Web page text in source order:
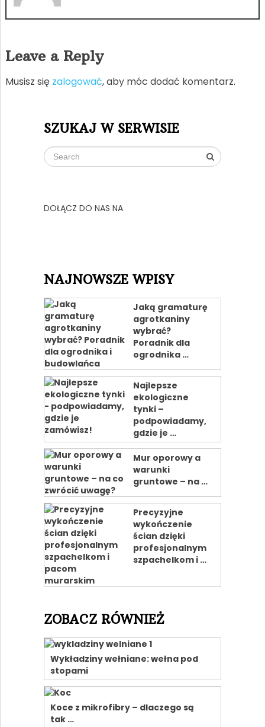
Leave a Reply
Musisz się zalogować, aby móc dodać komentarz.
SZUKAJ W SERWISIE
DOŁĄCZ DO NAS NA
NAJNOWSZE WPISY
Jaką gramaturę
agrotkaniny
wybrać?
Poradnik dla
ogrodnika …
Najlepsze
ekologiczne
tynki –
podpowiadamy,
gdzie je …
Mur oporowy a
warunki
gruntowe – na …
Precyzyjne
wykończenie
ścian dzięki
profesjonalnym
szpachelkom i …
ZOBACZ RÓWNIEŻ
Wykładziny wełniane: wełna pod
stopami
Koce z mikrofibry – dlaczego są
tak …